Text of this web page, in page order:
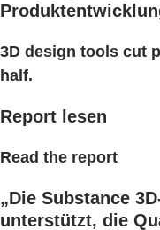
3D design tools cut
half.
Report lesen
Read the report
„Die Substance
unterstützt, die